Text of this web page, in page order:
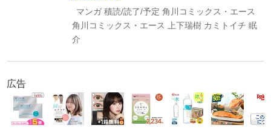
マンガ 積読/読了/予定 角川コミックス・エース
角川コミックス・エース
上下瑞樹 カミトイチ 眠
介
広告